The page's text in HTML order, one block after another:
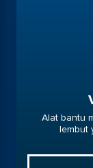
Alat bantu
lembut